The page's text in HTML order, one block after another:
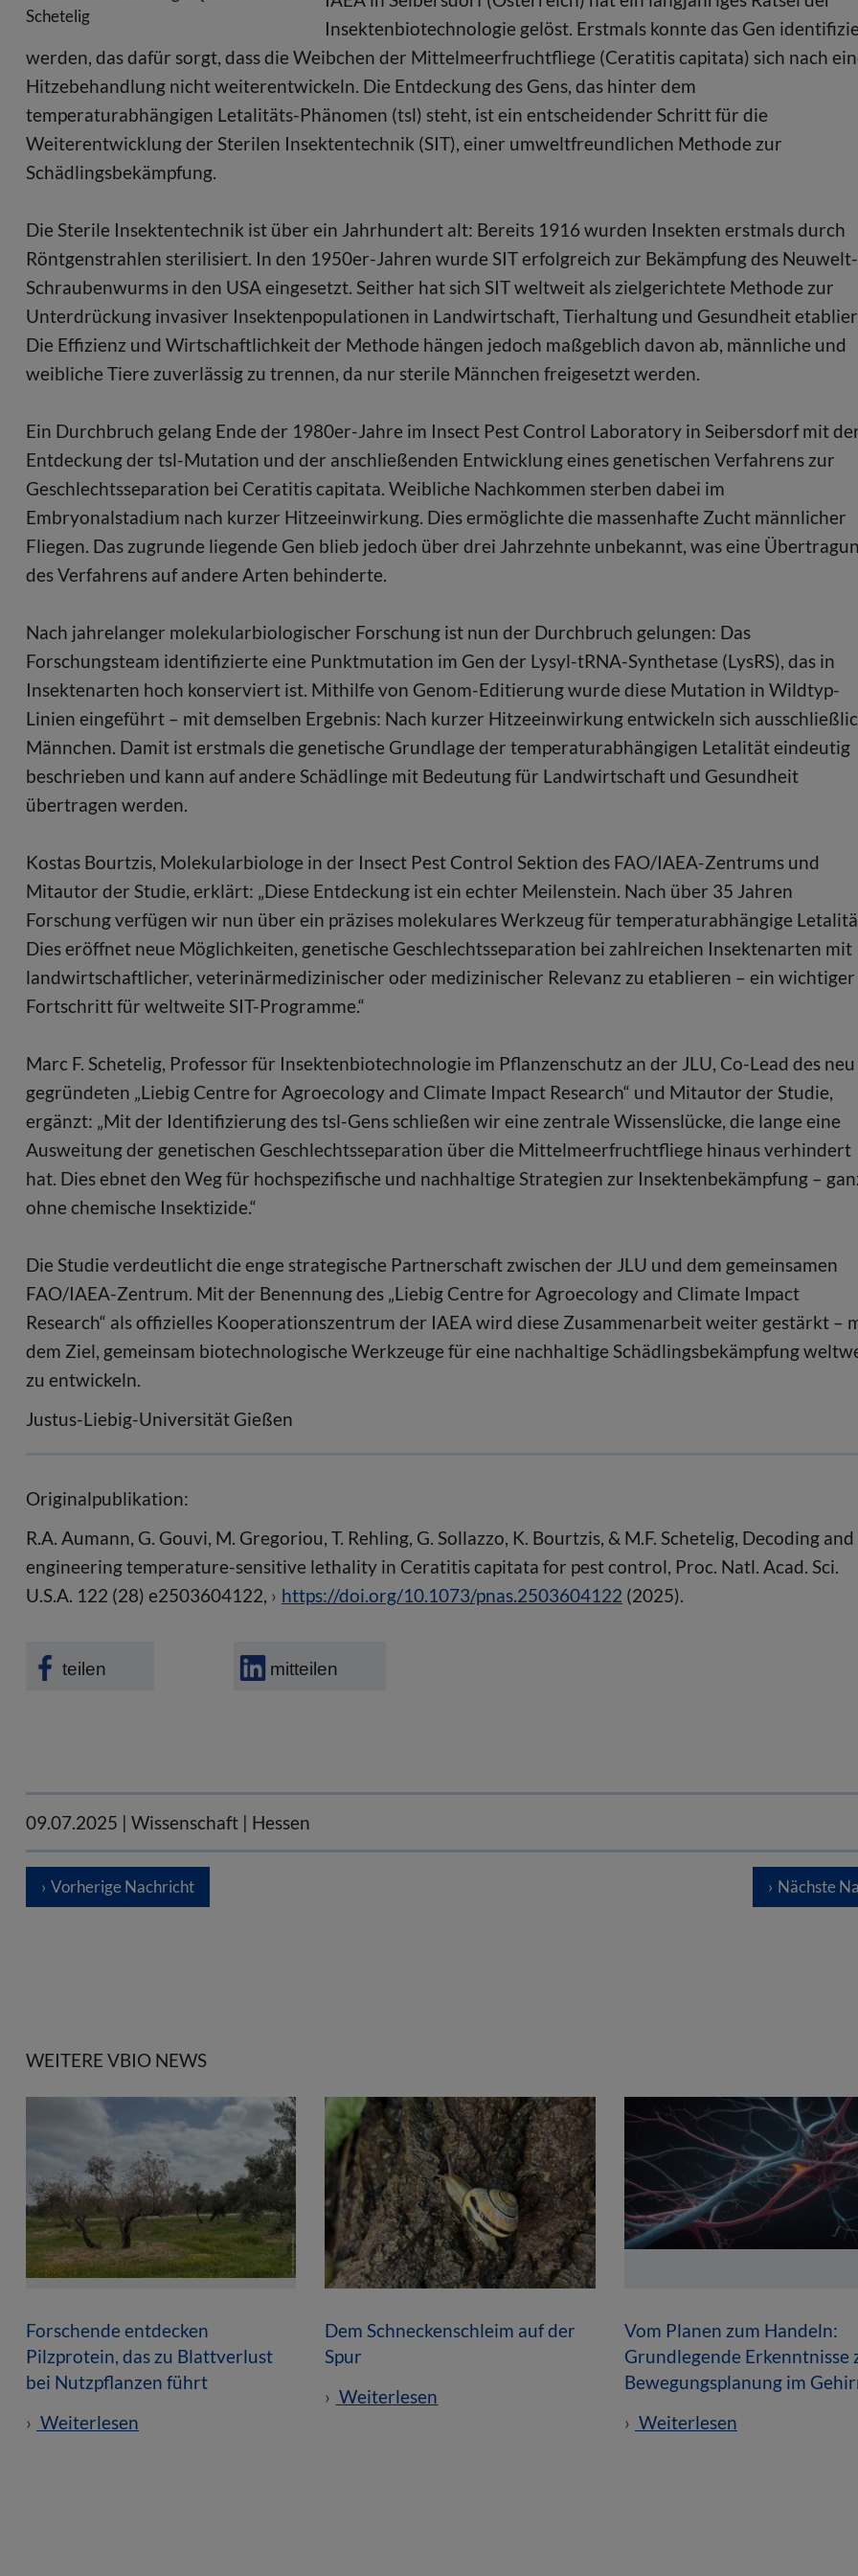
Schetelig
Insektenbiotechnologie gelöst. Erstmals konnte das Gen
werden, das dafür sorgt, dass die Weibchen der Mittelmeerfruchtfliege (Ceratitis capitata) sich nach
Hitzebehandlung nicht weiterentwickeln. Die Entdeckung des Gens, das hinter dem
temperaturabhängigen Letalitäts-Phänomen (tsl) steht, ist ein entscheidender Schritt für die
Weiterentwicklung der Sterilen Insektentechnik (SIT), einer umweltfreundlichen Methode zur
Schädlingsbekämpfung.
Die Sterile Insektentechnik ist über ein Jahrhundert alt: Bereits 1916 wurden Insekten erstmals durch
Röntgenstrahlen sterilisiert. In den 1950er-Jahren wurde SIT erfolgreich zur Bekämpfung des Neuwelt-
Schraubenwurms in den USA eingesetzt. Seither hat sich SIT weltweit als zielgerichtete Methode zur
Unterdrückung invasiver Insektenpopulationen in Landwirtschaft, Tierhaltung und Gesundheit
Die Effizienz und Wirtschaftlichkeit der Methode hängen jedoch maßgeblich davon ab, männliche und
weibliche Tiere zuverlässig zu trennen, da nur sterile Männchen freigesetzt werden.
Ein Durchbruch gelang Ende der 1980er-Jahre im Insect Pest Control Laboratory in Seibersdorf mit
Entdeckung der tsl-Mutation und der anschließenden Entwicklung eines genetischen Verfahrens zur
Geschlechtsseparation bei Ceratitis capitata. Weibliche Nachkommen sterben dabei im
Embryonalstadium nach kurzer Hitzeeinwirkung. Dies ermöglichte die massenhafte Zucht männlicher
Fliegen. Das zugrunde liegende Gen blieb jedoch über drei Jahrzehnte unbekannt, was eine
des Verfahrens auf andere Arten behinderte.
Nach jahrelanger molekularbiologischer Forschung ist nun der Durchbruch gelungen: Das
Forschungsteam identifizierte eine Punktmutation im Gen der Lysyl-tRNA-Synthetase (LysRS), das in
Insektenarten hoch konserviert ist. Mithilfe von Genom-Editierung wurde diese Mutation in Wildtyp-
Linien eingeführt – mit demselben Ergebnis: Nach kurzer Hitzeeinwirkung entwickeln sich
Männchen. Damit ist erstmals die genetische Grundlage der temperaturabhängigen Letalität eindeutig
beschrieben und kann auf andere Schädlinge mit Bedeutung für Landwirtschaft und Gesundheit
übertragen werden.
Kostas Bourtzis, Molekularbiologe in der Insect Pest Control Sektion des FAO/IAEA-Zentrums und
Mitautor der Studie, erklärt: „Diese Entdeckung ist ein echter Meilenstein. Nach über 35 Jahren
Forschung verfügen wir nun über ein präzises molekulares Werkzeug für temperaturabhängige
Dies eröffnet neue Möglichkeiten, genetische Geschlechtsseparation bei zahlreichen Insektenarten mit
landwirtschaftlicher, veterinärmedizinischer oder medizinischer Relevanz zu etablieren – ein wichtiger
Fortschritt für weltweite SIT-Programme.“
Marc F. Schetelig, Professor für Insektenbiotechnologie im Pflanzenschutz an der JLU, Co-Lead des neu
gegründeten „Liebig Centre for Agroecology and Climate Impact Research“ und Mitautor der Studie,
ergänzt: „Mit der Identifizierung des tsl-Gens schließen wir eine zentrale Wissenslücke, die lange eine
Ausweitung der genetischen Geschlechtsseparation über die Mittelmeerfruchtfliege hinaus verhindert
hat. Dies ebnet den Weg für hochspezifische und nachhaltige Strategien zur Insektenbekämpfung –
ohne chemische Insektizide.“
Die Studie verdeutlicht die enge strategische Partnerschaft zwischen der JLU und dem gemeinsamen
FAO/IAEA-Zentrum. Mit der Benennung des „Liebig Centre for Agroecology and Climate Impact
Research“ als offizielles Kooperationszentrum der IAEA wird diese Zusammenarbeit weiter gestärkt –
dem Ziel, gemeinsam biotechnologische Werkzeuge für eine nachhaltige Schädlingsbekämpfung
zu entwickeln.
Justus-Liebig-Universität Gießen
Originalpublikation:
R.A. Aumann, G. Gouvi, M. Gregoriou, T. Rehling, G. Sollazzo, K. Bourtzis, & M.F. Schetelig, Decoding and
engineering temperature-sensitive lethality in Ceratitis capitata for pest control, Proc. Natl. Acad. Sci.
U.S.A. 122 (28) e2503604122,
https://doi.org/10.1073/pnas.2503604122 (2025).
teilen mitteilen
09.07.2025 | Wissenschaft | Hessen
Vorherige Nachricht Nächste
WEITERE VBIO NEWS
Forschende entdecken
Pilzprotein, das zu Blattverlust
bei Nutzpflanzen führt
Weiterlesen
Dem Schneckenschleim auf der
Spur
Weiterlesen
Vom Planen zum Handeln:
Grundlegende Erkenntnisse
Bewegungsplanung im
Weiterlesen